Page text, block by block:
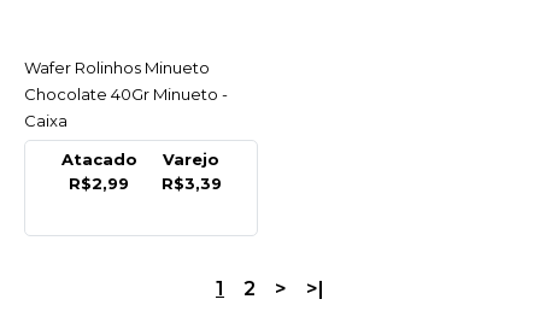
ACESSAR
Wafer Rolinhos Minueto
Chocolate 40Gr Minueto -
Caixa
Atacado
R$2,99
Varejo
R$3,39
1 2 > >|